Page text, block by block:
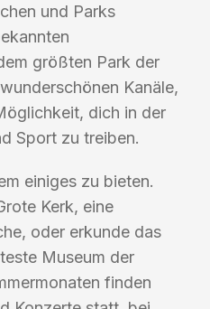
und Parks
größten Park der
Kanäle,
dich in der
Sport zu treiben.
einiges zu bieten.
Kerk, eine
oder erkunde das
Museum der
finden